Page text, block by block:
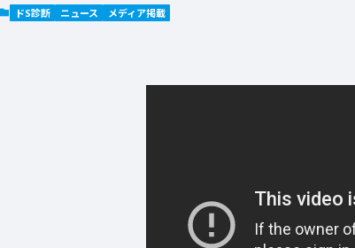
ドS診断 ニュース メディア掲載